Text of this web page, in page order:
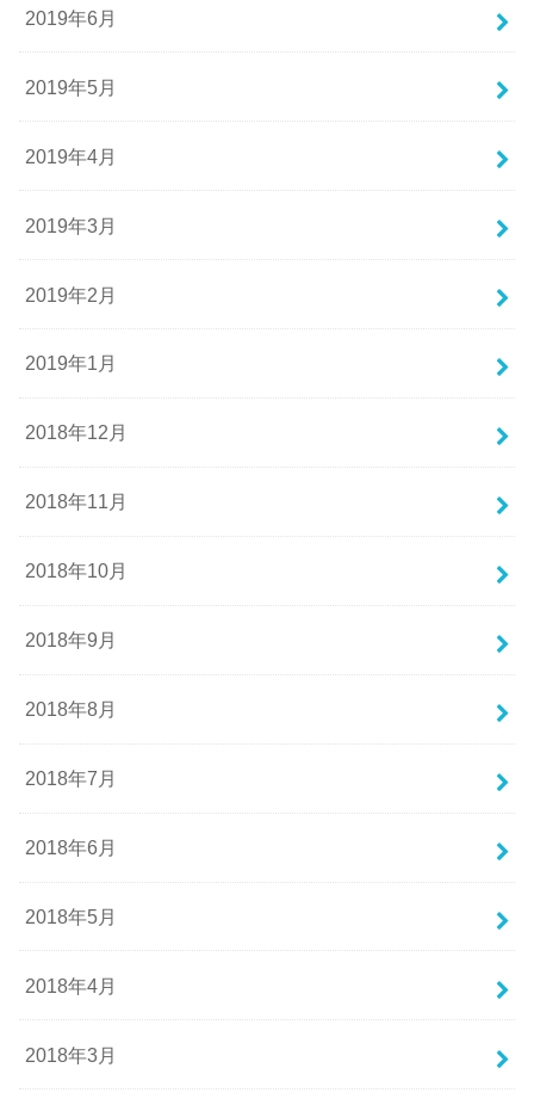
2019年6月
2019年5月
2019年4月
2019年3月
2019年2月
2019年1月
2018年12月
2018年11月
2018年10月
2018年9月
2018年8月
2018年7月
2018年6月
2018年5月
2018年4月
2018年3月